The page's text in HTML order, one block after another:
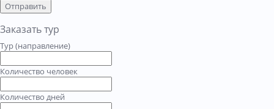
Отправить
Заказать тур
Тур (направление)
Количество человек
Количество дней